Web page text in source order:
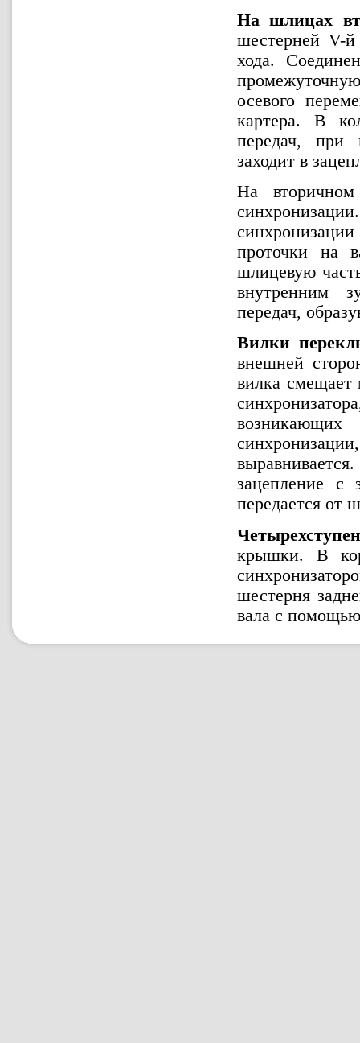
На шлицах
шестерней V-й
хода.
осевого
картера. В
передач, при
заходит в
На
проточки на
шлицевую
внутренним
передач,
Вилки
внешней
вилка смещает
зацепление с
передается от
крышки. В
шестерня
вала с